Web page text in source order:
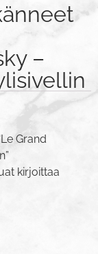
–
Grand
kirjoittaa